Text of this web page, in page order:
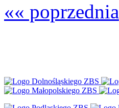
«« poprzednia